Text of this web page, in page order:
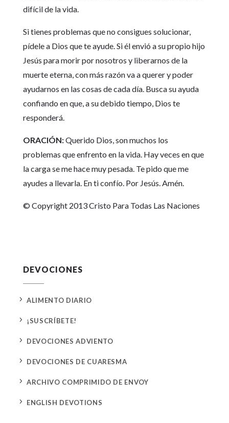
difícil de la vida.
Si tienes problemas que no consigues solucionar,
pídele a Dios que te ayude. Si él envió a su propio hijo
Jesús para morir por nosotros y liberarnos de la
muerte eterna, con más razón va a querer y poder
ayudarnos en las cosas de cada día. Busca su ayuda
confiando en que, a su debido tiempo, Dios te
responderá.
ORACIÓN:Querido Dios, son muchos los
problemas que enfrento en la vida. Hay veces en que
la carga se me hace muy pesada. Te pido que me
ayudes a llevarla. En ti confío. Por Jesús. Amén.
© Copyright 2013 Cristo Para Todas Las Naciones
DEVOCIONES
5 ALIMENTO DIARIO
5 ¡SUSCRÍBETE!
5 DEVOCIONES ADVIENTO
5 DEVOCIONES DE CUARESMA
5 ARCHIVO COMPRIMIDO DE ENVOY
5 ENGLISH DEVOTIONS